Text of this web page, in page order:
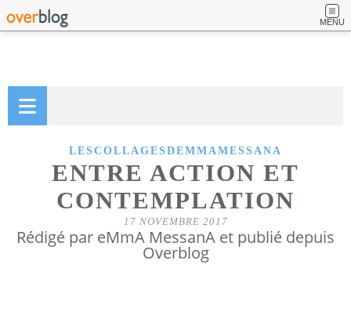
MENU
LESCOLLAGESDEMMAMESSANA
ENTRE ACTION ET
CONTEMPLATION
17 NOVEMBRE 2017
Rédigé par eMmA MessanA et publié depuis
Overblog